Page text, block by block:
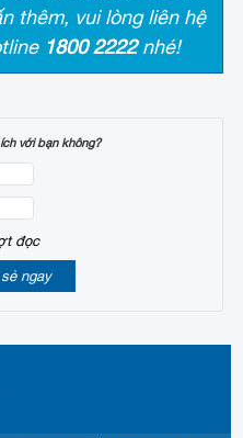
thêm, vui lòng liên hệ
1800 2222nhé!
với bạn không?
đọc
ngay